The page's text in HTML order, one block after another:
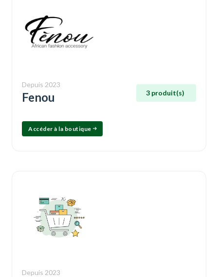
Depuis 2023
Fenou 3 produit(s)
Accéder à la boutique
Depuis 2023